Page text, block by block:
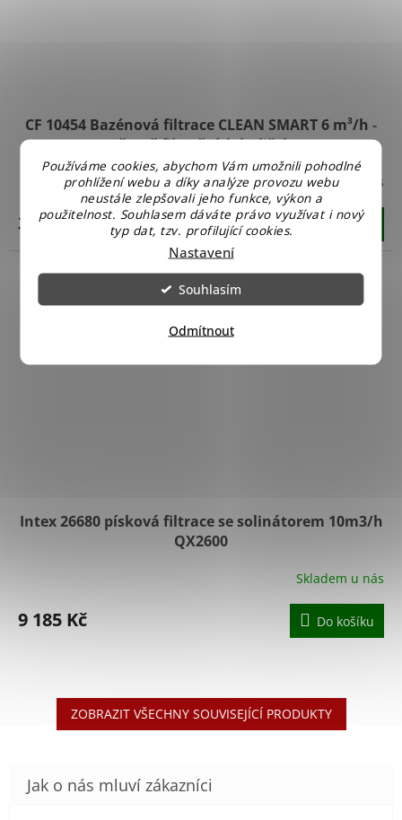
Používáme cookies, abychom Vám umožnili pohodlné
prohlížení webu a díky analýze provozu webu
neustále zlepšovali jeho funkce, výkon a
použitelnost. Souhlasem dáváte právo využívat i nový
typ dat, tzv. profilující cookies.
Nastavení
Odmítnout
Souhlasím
CF 10454 Bazénová filtrace CLEAN SMART 6 m³/h -
včetně filtračních kuliček
Skladem u nás
3 449 Kč Do košíku
Intex 26680 písková filtrace se solinátorem 10m3/h
QX2600
Skladem u nás
9 185 Kč Do košíku
ZOBRAZIT VŠECHNY SOUVISEJÍCÍ PRODUKTY